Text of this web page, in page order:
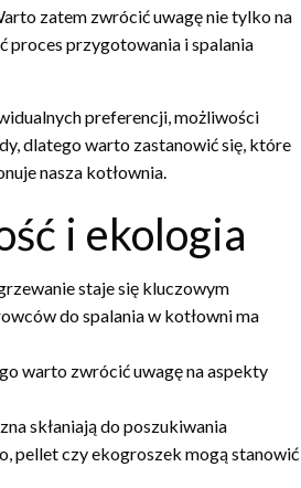
zatem zwrócić uwagę nie tylko na
proces przygotowania i spalania
preferencji, możliwości
dlatego warto zastanowić się, które
nasza kotłownia.
i ekologia
staje się kluczowym
do spalania w kotłowni ma
warto zwrócić uwagę na aspekty
skłaniają do poszukiwania
pellet czy ekogroszek mogą stanowić